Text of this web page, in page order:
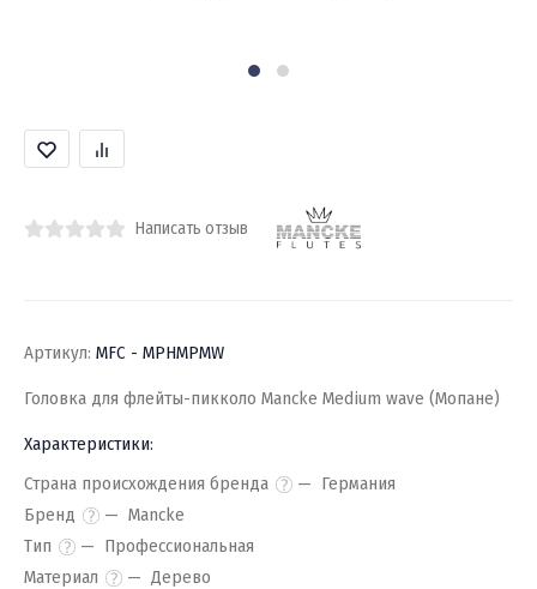
Написать отзыв
Артикул: MFC - MPHMPMW
Головка для флейты-пикколо Mancke Medium wave (Мопане)
Характеристики:
Страна происхождения бренда
Германия
Бренд
Mancke
Тип
Профессиональная
Материал
Дерево